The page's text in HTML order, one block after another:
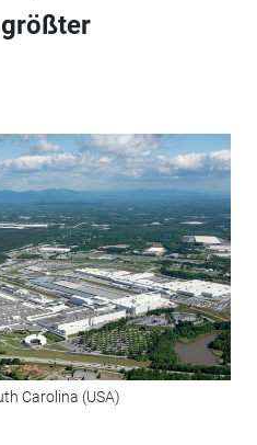
Carolina (USA)